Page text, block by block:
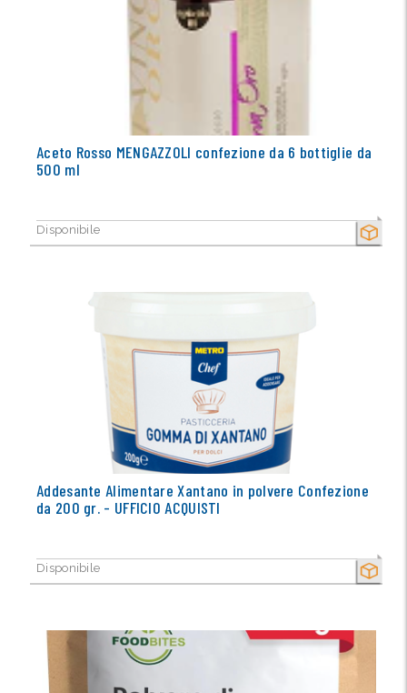
SECCO
Aceto Rosso MENGAZZOLI confezione da 6 bottiglie da
500 ml
Disponibile
SECCO
Addesante Alimentare Xantano in polvere Confezione
da 200 gr. - UFFICIO ACQUISTI
Disponibile